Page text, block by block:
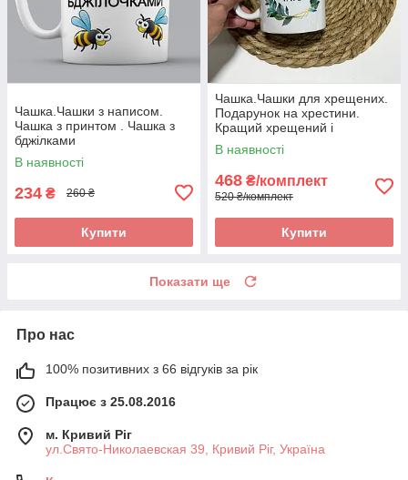
Чашка.Чашки з написом.
Чашка з принтом . Чашка з
бджілками
В наявності
234 ₴ 260 ₴
Купити
Чашка.Чашки для хрещених.
Подарунок на хрестини.
Кращий хрещений і
найкраща хресна
В наявності
468 ₴/комплект
520 ₴/комплект
Купити
Показати ще
Про нас
100% позитивних з 66 відгуків за рік
Працює з 25.08.2016
м. Кривий Ріг
ул.Свято-Николаевская 39, Кривий Ріг, Україна